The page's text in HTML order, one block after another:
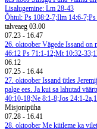
Lisalugemine: Lm 28-43
Õhtul: Ps 108:2-7;Ilm 14:6-
talveaeg 03.00
07.23 - 16.47
26. oktoober Vägede Issand on
46:12 Ps 71:1-12;Mt 10:32-
06.12
07.25 - 16.44
27. oktoober Issand ütles
palge ees. Ja kui sa lahutad
40:10-18;Ne 8:1-8;Jos 24:1-
Misjonipüha
07.28 - 16.41
28. oktoober Me kiitleme ka